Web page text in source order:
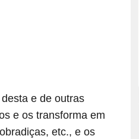
e de outras
e os transforma em
etc., e os